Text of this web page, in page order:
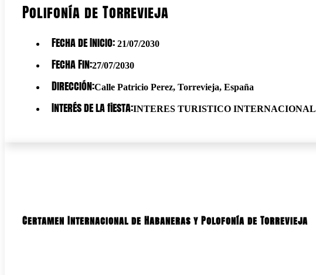
Polifonía de Torrevieja
Fecha de Inicio: 21/07/2030
Fecha Fin:27/07/2030
Dirección:Calle Patricio Perez, Torrevieja, España
Interés de la fiesta:INTERES TURISTICO INTERNACIONAL
Certamen Internacional de Habaneras y Polofonía de Torrevieja